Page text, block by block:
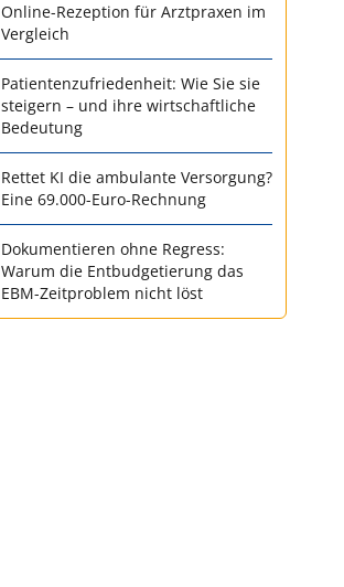
Online-Rezeption für Arztpraxen im
Vergleich
Patientenzufriedenheit: Wie Sie sie
steigern – und ihre wirtschaftliche
Bedeutung
Rettet KI die ambulante Versorgung?
Eine 69.000-Euro-Rechnung
Dokumentieren ohne Regress:
Warum die Entbudgetierung das
EBM-Zeitproblem nicht löst